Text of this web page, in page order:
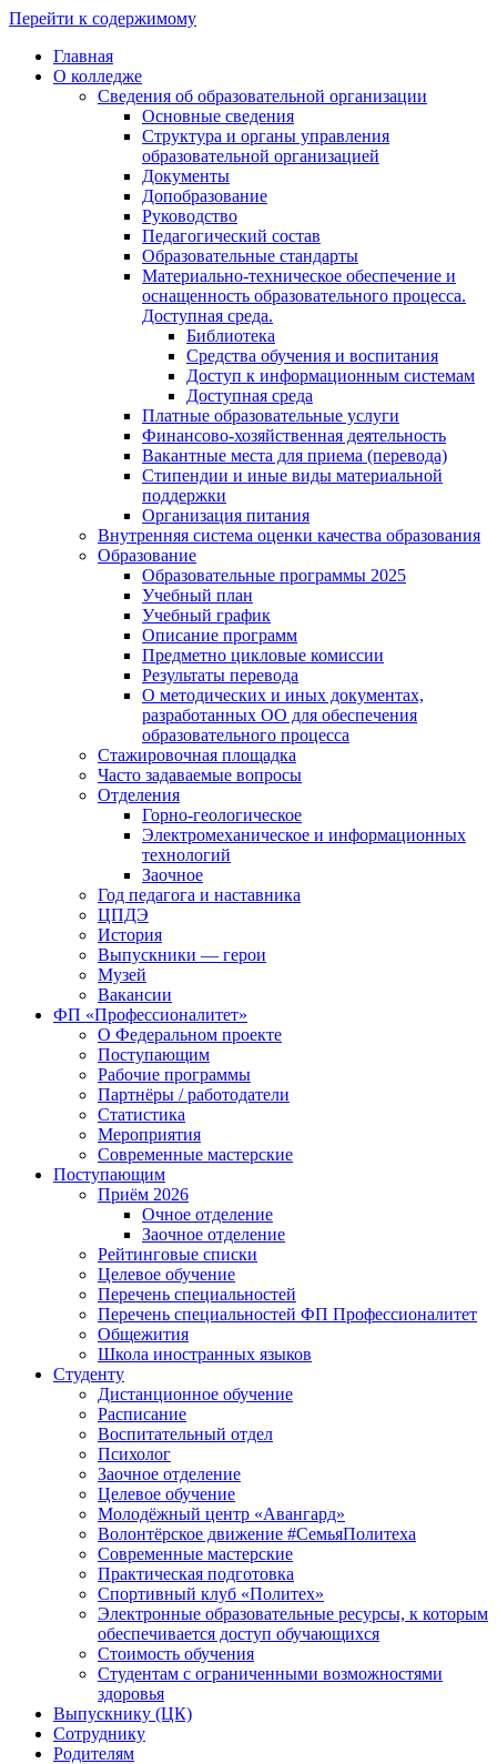
Перейти к содержимому
Главная
О колледже
Сведения об образовательной организации
Основные сведения
Структура и органы управления
образовательной организацией
Документы
Допобразование
Руководство
Педагогический состав
Образовательные стандарты
Материально-техническое обеспечение и
оснащенность образовательного процесса.
Доступная среда.
Библиотека
Средства обучения и воспитания
Доступ к информационным системам
Доступная среда
Платные образовательные услуги
Финансово-хозяйственная деятельность
Вакантные места для приема (перевода)
Стипендии и иные виды материальной
поддержки
Организация питания
Внутренняя система оценки качества образования
Образование
Образовательные программы 2025
Учебный план
Учебный график
Описание программ
Предметно цикловые комиссии
Результаты перевода
О методических и иных документах,
разработанных ОО для обеспечения
образовательного процесса
Стажировочная площадка
Часто задаваемые вопросы
Отделения
Горно-геологическое
Электромеханическое и информационных
технологий
Заочное
Год педагога и наставника
ЦПДЭ
История
Выпускники — герои
Музей
Вакансии
ФП «Профессионалитет»
О Федеральном проекте
Поступающим
Рабочие программы
Партнёры / работодатели
Статистика
Мероприятия
Современные мастерские
Поступающим
Приём 2026
Очное отделение
Заочное отделение
Рейтинговые списки
Целевое обучение
Перечень специальностей
Перечень специальностей ФП Профессионалитет
Общежития
Школа иностранных языков
Студенту
Дистанционное обучение
Расписание
Воспитательный отдел
Психолог
Заочное отделение
Целевое обучение
Молодёжный центр «Авангард»
Волонтёрское движение #СемьяПолитеха
Современные мастерские
Практическая подготовка
Спортивный клуб «Политех»
Электронные образовательные ресурсы, к которым
обеспечивается доступ обучающихся
Стоимость обучения
Студентам с ограниченными возможностями
здоровья
Выпускнику (ЦК)
Сотруднику
Родителям